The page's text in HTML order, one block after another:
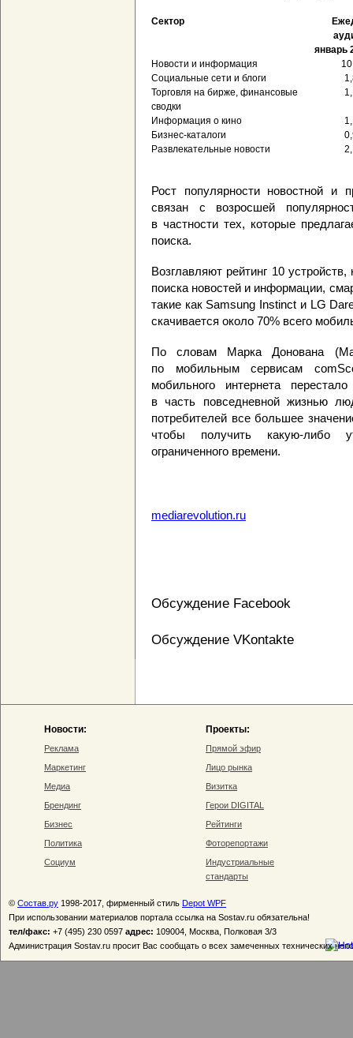
Сектор
январь
Новости и информация
Социальные сети и блоги
Торговля на бирже, финансовые
сводки
Информация о кино
Бизнес-каталоги
Развлекательные новости
Рост популярности новостной и
связан с возросшей
в частности тех, которые
поиска.
Возглавляют рейтинг 10
поиска новостей и информации,
такие как Samsung Instinct и LG
скачивается около 70% всего
По словам Марка Донована
по мобильным сервисам
мобильного интернета
в часть повседневной жизнью
потребителей все большее
чтобы получить какую-либо
ограниченного времени.
mediarevolution.ru
Обсуждение Facebook
Обсуждение VKontakte
Новости:
Реклама
Маркетинг
Медиа
Брендинг
Бизнес
Политика
Социум
Проекты:
Прямой эфир
Лицо рынка
Визитка
Герои DIGITAL
Рейтинги
Фоторепортажи
Индустриальные
стандарты
© Состав.ру 1998-2017, фирменный стиль Depot WPF
При использовании материалов портала ссылка на Sostav.ru обязательна!
тел/факс: +7 (495) 230 0597 адрес: 109004, Москва, Полковая 3/3
Администрация Sostav.ru просит Вас сообщать о всех замеченных технических